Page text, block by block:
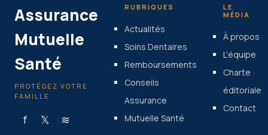
Assurance
Mutuelle
Santé
PROTÉGEZ VOTRE
FAMILLE
f 𝕏 ≋
RUBRIQUES
Actualités
Soins Dentaires
Remboursements
Conseils
Assurance
Mutuelle Santé
LE
MÉDIA
À propos
L'équipe
Charte
éditoriale
Contact